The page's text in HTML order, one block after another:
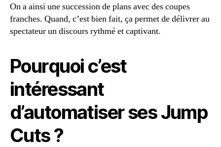
On a ainsi une succession de plans avec des coupes
franches. Quand, c’est bien fait, ça permet de délivrer au
spectateur un discours rythmé et captivant.
Pourquoi c’est
intéressant
d’automatiser ses Jump
Cuts ?